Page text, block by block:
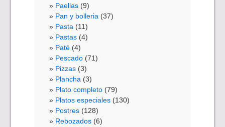
Paellas (9)
Pan y bolleria (37)
Pasta (11)
Pastas (4)
Paté (4)
Pescado (71)
Pizzas (3)
Plancha (3)
Plato completo (79)
Platos especiales (130)
Postres (128)
Rebozados (6)